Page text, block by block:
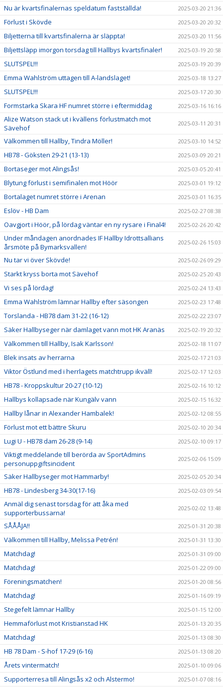
Nu är kvartsfinalernas speldatum fastställda! 2025-03-20 21:36
Förlust i Skövde 2025-03-20 20:32
Biljetterna till kvartsfinalerna är släppta! 2025-03-20 11:56
Biljettsläpp imorgon torsdag till Hallbys kvartsfinaler! 2025-03-19 20:58
SLUTSPEL!!! 2025-03-19 20:39
Emma Wahlström uttagen till A-landslaget! 2025-03-18 13:27
SLUTSPEL!!! 2025-03-17 20:30
Formstarka Skara HF numret större i eftermiddag 2025-03-16 16:16
Alize Watson stack ut i kvällens förlustmatch mot
Sävehof
2025-03-11 20:31
Välkommen till Hallby, Tindra Möller! 2025-03-10 14:52
HB78 - Göksten 29-21 (13-13) 2025-03-09 20:21
Bortaseger mot Alingsås! 2025-03-05 20:41
Blytung förlust i semifinalen mot Höör 2025-03-01 19:12
Bortalaget numret större i Arenan 2025-03-01 16:35
Eslöv - HB Dam 2025-02-27 08:38
Oavgjort i Höör, på lördag väntar en ny rysare i Final4! 2025-02-26 20:42
Under måndagen anordnades IF Hallby Idrottsallians
årsmöte på Bymarksvallen!
2025-02-26 15:03
Nu tar vi över Skövde! 2025-02-26 09:29
Starkt kryss borta mot Sävehof 2025-02-25 20:43
Vi ses på lördag! 2025-02-24 13:43
Emma Wahlström lämnar Hallby efter säsongen 2025-02-23 17:48
Torslanda - HB78 dam 31-22 (16-12) 2025-02-22 23:07
Säker Hallbyseger när damlaget vann mot HK Aranäs 2025-02-19 20:32
Välkommen till Hallby, Isak Karlsson! 2025-02-18 11:07
Blek insats av herrarna 2025-02-17 21:03
Viktor Östlund med i herrlagets matchtrupp ikväll! 2025-02-17 12:03
HB78 - Kroppskultur 20-27 (10-12) 2025-02-16 10:12
Hallbys kollapsade när Kungälv vann 2025-02-15 16:32
Hallby lånar in Alexander Hambalek! 2025-02-12 08:55
Förlust mot ett bättre Skuru 2025-02-10 20:34
Lugi U - HB78 dam 26-28 (9-14) 2025-02-10 09:17
Viktigt meddelande till berörda av SportAdmins
personuppgiftsincident
2025-02-06 15:09
Säker Hallbyseger mot Hammarby! 2025-02-05 20:34
HB78 - Lindesberg 34-30(17-16) 2025-02-03 09:54
Anmäl dig senast torsdag för att åka med
supporterbussarna!
2025-02-02 13:48
SÅÅÅJA!! 2025-01-31 20:38
Välkommen till Hallby, Melissa Petrén! 2025-01-31 13:30
Matchdag! 2025-01-31 09:00
Matchdag! 2025-01-22 09:00
Föreningsmatchen! 2025-01-20 08:56
Matchdag! 2025-01-16 09:19
Stegefelt lämnar Hallby 2025-01-15 12:00
Hemmaförlust mot Kristianstad HK 2025-01-13 20:35
Matchdag! 2025-01-13 08:30
HB 78 Dam - S-hof 17-29 (6-16) 2025-01-13 08:20
Årets vintermatch! 2025-01-10 09:06
Supporterresa till Alingsås x2 och Alstermo! 2025-01-07 08:16